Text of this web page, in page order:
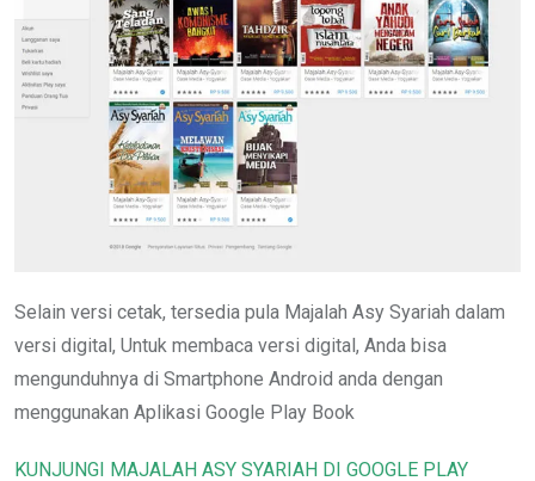
Selain versi cetak, tersedia pula Majalah Asy Syariah dalam
versi digital, Untuk membaca versi digital, Anda bisa
mengunduhnya di Smartphone Android anda dengan
menggunakan Aplikasi Google Play Book
KUNJUNGI MAJALAH ASY SYARIAH DI GOOGLE PLAY